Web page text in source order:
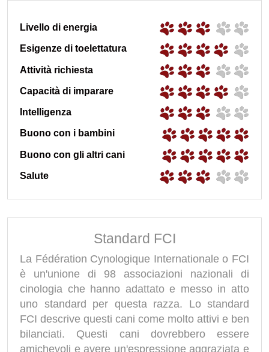
Livello di energia
Esigenze di toelettatura
Attività richiesta
Capacità di imparare
Intelligenza
Buono con i bambini
Buono con gli altri cani
Salute
Standard FCI
La Fédération Cynologique Internationale o FCI
è un'unione di 98 associazioni nazionali di
cinologia che hanno adattato e messo in atto
uno standard per questa razza. Lo standard
FCI descrive questi cani come molto attivi e ben
bilanciati. Questi cani dovrebbero essere
amichevoli e avere un'espressione aggraziata e